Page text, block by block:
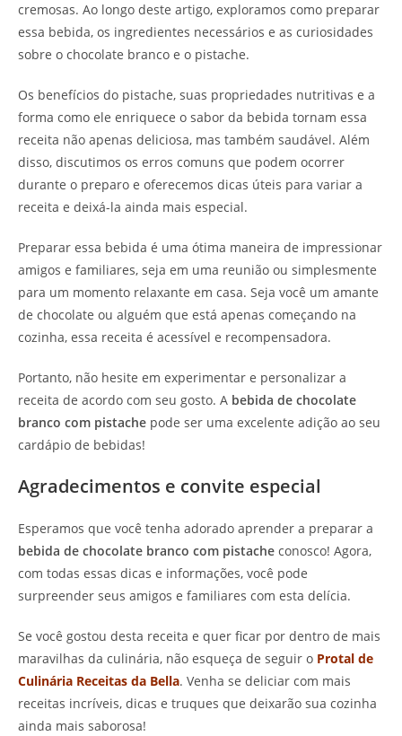
cremosas. Ao longo deste artigo, exploramos como preparar
essa bebida, os ingredientes necessários e as curiosidades
sobre o chocolate branco e o pistache.
Os benefícios do pistache, suas propriedades nutritivas e a
forma como ele enriquece o sabor da bebida tornam essa
receita não apenas deliciosa, mas também saudável. Além
disso, discutimos os erros comuns que podem ocorrer
durante o preparo e oferecemos dicas úteis para variar a
receita e deixá-la ainda mais especial.
Preparar essa bebida é uma ótima maneira de impressionar
amigos e familiares, seja em uma reunião ou simplesmente
para um momento relaxante em casa. Seja você um amante
de chocolate ou alguém que está apenas começando na
cozinha, essa receita é acessível e recompensadora.
Portanto, não hesite em experimentar e personalizar a
receita de acordo com seu gosto. A bebida de chocolate
branco com pistache pode ser uma excelente adição ao seu
cardápio de bebidas!
Agradecimentos e convite especial
Esperamos que você tenha adorado aprender a preparar a
bebida de chocolate branco com pistache conosco! Agora,
com todas essas dicas e informações, você pode
surpreender seus amigos e familiares com esta delícia.
Se você gostou desta receita e quer ficar por dentro de mais
maravilhas da culinária, não esqueça de seguir o Protal de
Culinária Receitas da Bella. Venha se deliciar com mais
receitas incríveis, dicas e truques que deixarão sua cozinha
ainda mais saborosa!